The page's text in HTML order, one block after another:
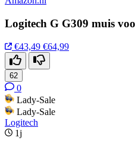
Logitech G G309 muis
€43,49 €64,99
62
0
Lady-Sale
Lady-Sale
Logitech
1j